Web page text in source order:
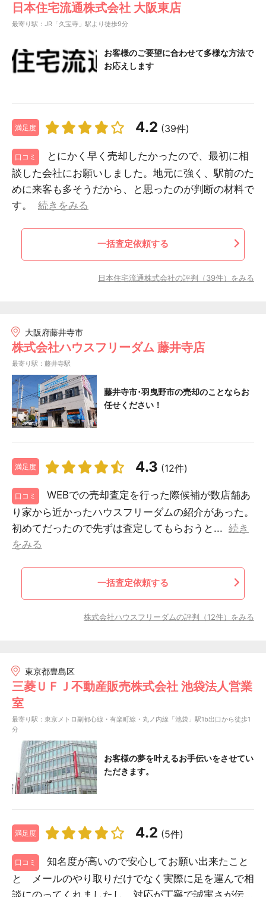
日本住宅流通株式会社 大阪東店
最寄り駅：JR「久宝寺」駅より徒歩9分
お客様のご要望に合わせて多様な方法で
お応えします
満足度 4.2 (39件)
口コミ
とにかく早く売却したかったので、最初に相
談した会社にお願いしました。地元に強く、駅前のた
めに来客も多そうだから、と思ったのが判断の材料で
す。
続きをみる
一括査定依頼する
日本住宅流通株式会社の評判（39件）をみる
大阪府藤井寺市
株式会社ハウスフリーダム 藤井寺店
最寄り駅：藤井寺駅
藤井寺市･羽曳野市の売却のことならお
任せください！
満足度 4.3 (12件)
口コミ
WEBでの売却査定を行った際候補が数店舗あ
り家から近かったハウスフリーダムの紹介があった。
初めてだったので先ずは査定してもらおうと... 続き
をみる
一括査定依頼する
株式会社ハウスフリーダムの評判（12件）をみる
東京都豊島区
三菱ＵＦＪ不動産販売株式会社 池袋法人営業
室
最寄り駅：東京メトロ副都心線・有楽町線・丸ノ内線「池袋」駅1b出口から徒歩1
分
お客様の夢を叶えるお手伝いをさせてい
ただきます。
満足度 4.2 (5件)
口コミ
知名度が高いので安心してお願い出来たこと
と メールのやり取りだけでなく実際に足を運んで相
談にのってくれましたし 対応が丁寧で誠実さが伝...